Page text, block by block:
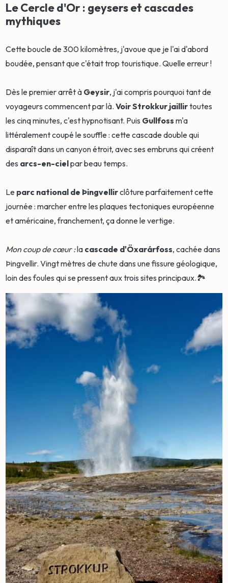
Le Cercle d'Or : geysers et cascades
mythiques
Cette boucle de 300 kilomètres, j'avoue que je l'ai d'abord
boudée, pensant que c'était trop touristique. Quelle erreur !
Dès le premier arrêt à Geysir, j'ai compris pourquoi tant de
voyageurs commencent par là.Voir Strokkur jaillirtoutes
les cinq minutes, c'est hypnotisant. Puis Gullfoss m'a
littéralement coupé le souffle : cette cascade double qui
disparaît dans un canyon étroit, avec ses embruns qui créent
des arcs-en-cielpar beau temps.
Le parc national de Þingvellirclôture parfaitement cette
journée : marcher entre les plaques tectoniques européenne
et américaine, franchement, ça donne le vertige.
Mon coup de cœur :la cascade d'Öxarárfoss, cachée dans
Þingvellir. Vingt mètres de chute dans une fissure géologique,
loin des foules qui se pressent aux trois sites principaux.🏞️